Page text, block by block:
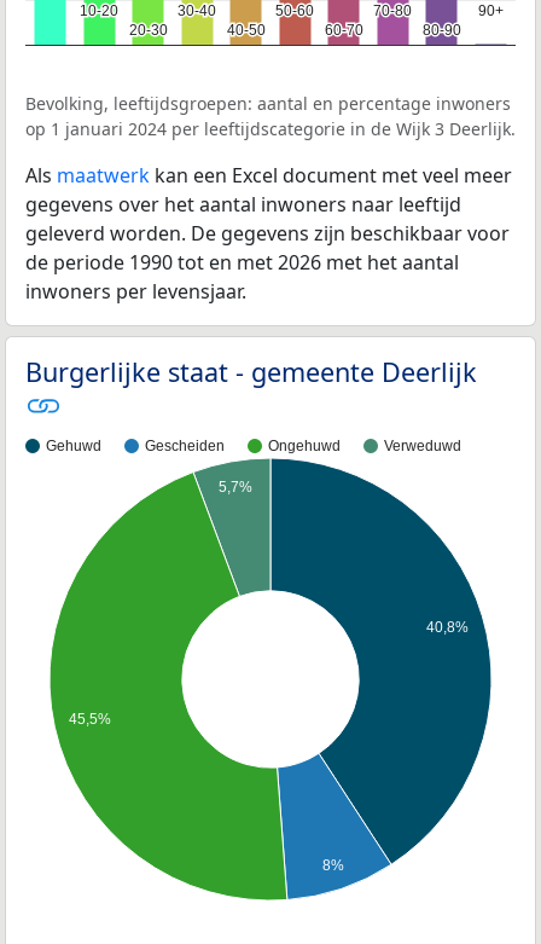
10-20
10-20
20-30
20-30
30-40
30-40
40-50
40-50
50-60
50-60
60-70
60-70
70-80
70-80
80-90
80-90
90+
90+
Bevolking, leeftijdsgroepen: aantal en percentage inwoners
op 1 januari 2024 per leeftijdscategorie in de Wijk 3 Deerlijk.
Als maatwerk kan een Excel document met veel meer
gegevens over het aantal inwoners naar leeftijd
geleverd worden. De gegevens zijn beschikbaar voor
de periode 1990 tot en met 2026 met het aantal
inwoners per levensjaar.
Burgerlijke staat - gemeente Deerlijk
Gehuwd Gescheiden Ongehuwd Verweduwd
40,8%
8%
5,7%
45,5%